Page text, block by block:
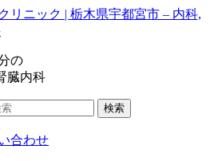
の
臓内科
検索
合わせ